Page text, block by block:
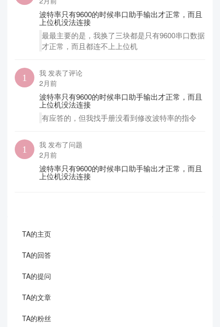
波特率只有9600的时候串口助手输出才正常，而且
上位机没法连接
最最主要的是，我换了三块都是只有9600串口数据
才正常，而且都连不上上位机
我 发表了评论
2月前
波特率只有9600的时候串口助手输出才正常，而且
上位机没法连接
有应答的，但我找手册没看到修改波特率的指令
我 发布了问题
2月前
波特率只有9600的时候串口助手输出才正常，而且
上位机没法连接
TA的主页
TA的回答
TA的提问
TA的文章
TA的粉丝